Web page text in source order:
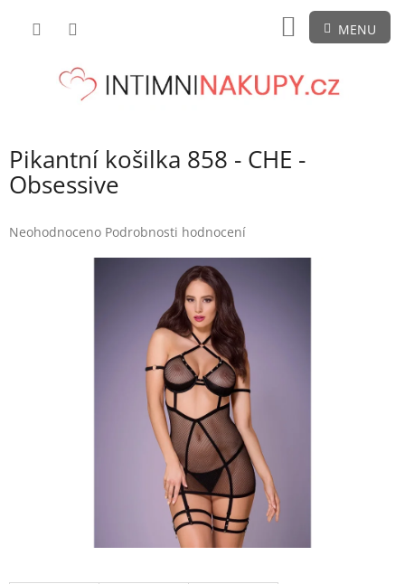
NÁKUPNÍ
KOŠÍK
Pikantní košilka 858 - CHE -
Obsessive
Průměrné
Neohodnoceno Podrobnosti hodnocení